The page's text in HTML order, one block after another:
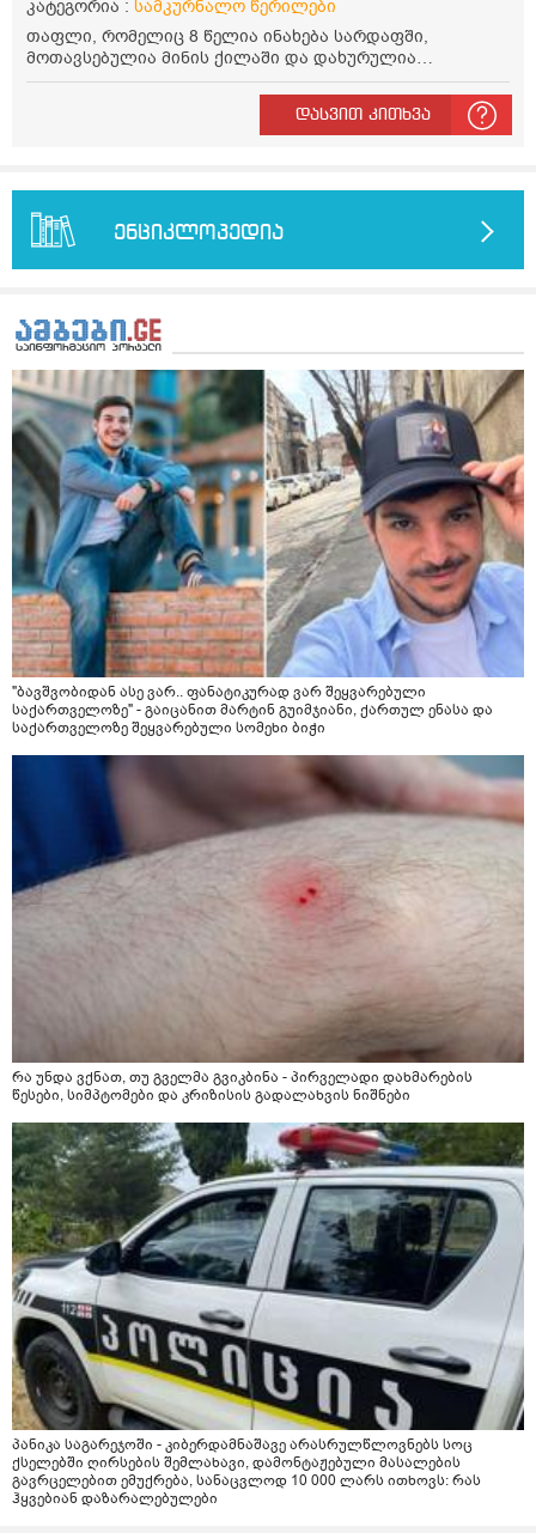
კატეგორია : სამკურნალო წერილები
თაფლი, რომელიც 8 წელია ინახება სარდაფში,
მოთავსებულია მინის ქილაში და დახურულია
პლასტმასის სახურავით. ექნება თუ არა შენარჩუნებული
სასარგებლო თვისებები და შეიძლება თუ არა მისი
დასვით კითხვა
ენციკლოპედია
"ბავშვობიდან ასე ვარ.. ფანატიკურად ვარ შეყვარებული
საქართველოზე" - გაიცანით მარტინ გუიმჯიანი, ქართულ ენასა და
საქართველოზე შეყვარებული სომეხი ბიჭი
რა უნდა ვქნათ, თუ გველმა გვიკბინა - პირველადი დახმარების
წესები, სიმპტომები და კრიზისის გადალახვის ნიშნები
პანიკა საგარეჯოში - კიბერდამნაშავე არასრულწლოვნებს სოც
ქსელებში ღირსების შემლახავი, დამონტაჟებული მასალების
გავრცელებით ემუქრება, სანაცვლოდ 10 000 ლარს ითხოვს: რას
ჰყვებიან დაზარალებულები